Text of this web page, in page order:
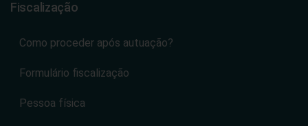
Fiscalização
Como proceder após autuação?
Formulário fiscalização
Pessoa física